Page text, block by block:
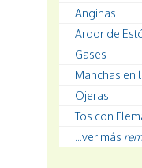
Anginas
Ardor de
Gases
Manchas en
Ojeras
Tos con
...ver más